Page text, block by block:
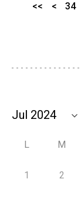
<< < 34
L M
1 2